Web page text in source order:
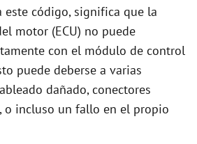
este código, significa que la
motor (ECU) no puede
con el módulo de control
puede deberse a varias
dañado, conectores
o incluso un fallo en el propio